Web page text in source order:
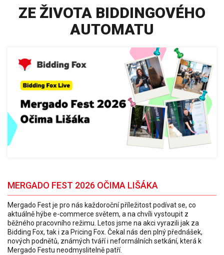
ZE ŽIVOTA BIDDINGOVÉHO
AUTOMATU
MERGADO FEST 2026 OČIMA LIŠÁKA
Mergado Fest je pro nás každoroční příležitost podívat se, co
aktuálně hýbe e-commerce světem, a na chvíli vystoupit z
běžného pracovního režimu. Letos jsme na akci vyrazili jak za
Bidding Fox, tak i za Pricing Fox. Čekal nás den plný přednášek,
nových podnětů, známých tváří i neformálních setkání, která k
Mergado Festu neodmyslitelně patří.